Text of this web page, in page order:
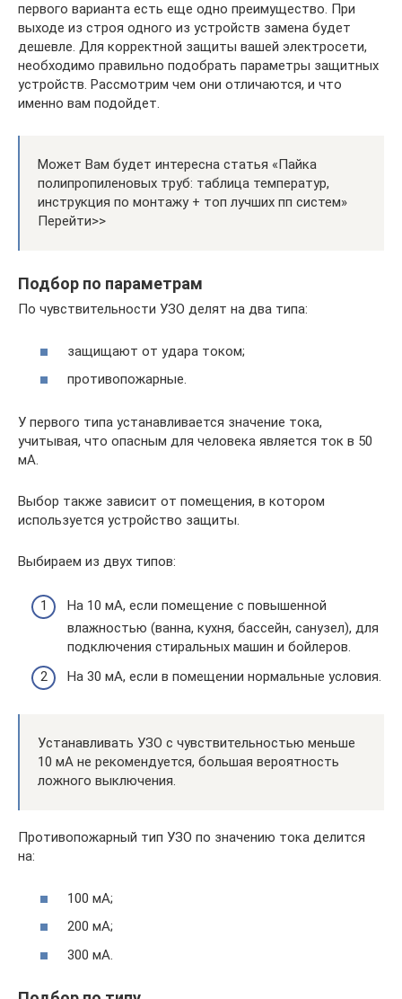
первого варианта есть еще одно преимущество. При
выходе из строя одного из устройств замена будет
дешевле. Для корректной защиты вашей электросети,
необходимо правильно подобрать параметры защитных
устройств. Рассмотрим чем они отличаются, и что
именно вам подойдет.
Может Вам будет интересна статья «Пайка
полипропиленовых труб: таблица температур,
инструкция по монтажу + топ лучших пп систем»
Перейти>>
Подбор по параметрам
По чувствительности УЗО делят на два типа:
защищают от удара током;
противопожарные.
У первого типа устанавливается значение тока,
учитывая, что опасным для человека является ток в 50
мА.
Выбор также зависит от помещения, в котором
используется устройство защиты.
Выбираем из двух типов:
На 10 мА, если помещение с повышенной
влажностью (ванна, кухня, бассейн, санузел), для
подключения стиральных машин и бойлеров.
На 30 мА, если в помещении нормальные условия.
Устанавливать УЗО с чувствительностью меньше
10 мА не рекомендуется, большая вероятность
ложного выключения.
Противопожарный тип УЗО по значению тока делится
на:
100 мА;
200 мА;
300 мА.